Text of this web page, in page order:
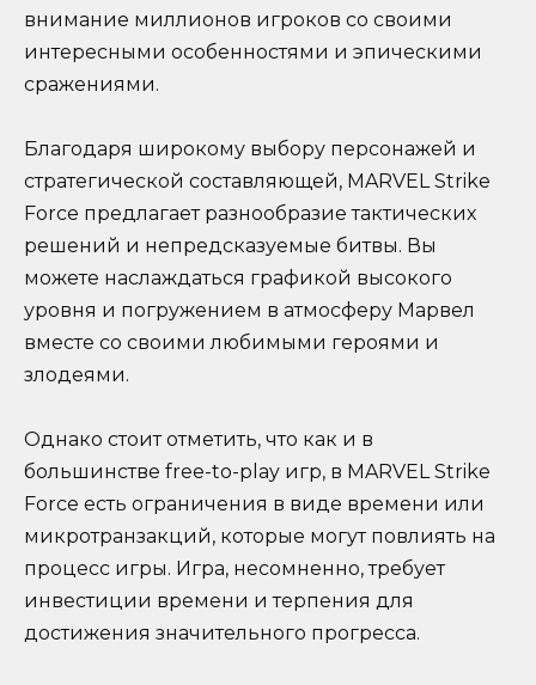
внимание миллионов игроков со своими
интересными особенностями и эпическими
сражениями.
Благодаря широкому выбору персонажей и
стратегической составляющей, MARVEL Strike
Force предлагает разнообразие тактических
решений и непредсказуемые битвы. Вы
можете наслаждаться графикой высокого
уровня и погружением в атмосферу Марвел
вместе со своими любимыми героями и
злодеями.
Однако стоит отметить, что как и в
большинстве free-to-play игр, в MARVEL Strike
Force есть ограничения в виде времени или
микротранзакций, которые могут повлиять на
процесс игры. Игра, несомненно, требует
инвестиции времени и терпения для
достижения значительного прогресса.